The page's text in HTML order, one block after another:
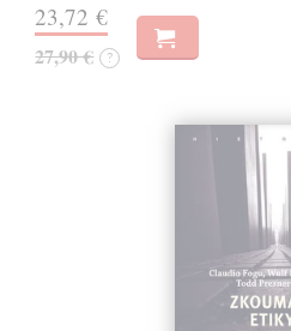
23,72 €
27,90 € ?